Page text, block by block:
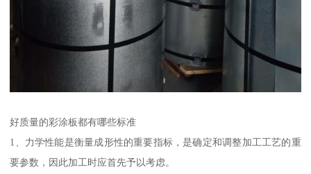
好质量的彩涂板都有哪些标准
1、力学性能是衡量成形性的重要指标，是确定和调整加工工艺的重
要参数，因此加工时应首先予以考虑。